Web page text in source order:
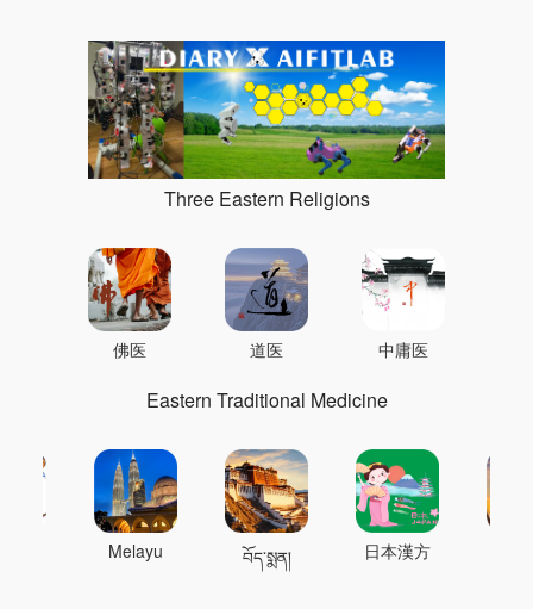
Three Eastern Religions
佛医 道医 中庸医
Eastern Traditional Medicine
Melayu བོད་སྨན། 日本漢方